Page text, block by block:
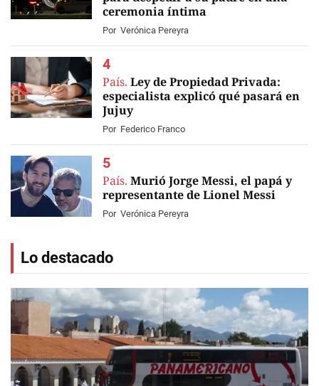
ceremonia íntima
Por Verónica Pereyra
País. Ley de Propiedad Privada:
especialista explicó qué pasará en
Jujuy
Por Federico Franco
País. Murió Jorge Messi, el papá y
representante de Lionel Messi
Por Verónica Pereyra
Lo destacado